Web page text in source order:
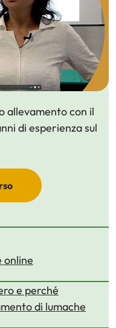
allevamento con il
di esperienza sul
online
e perché
di lumache